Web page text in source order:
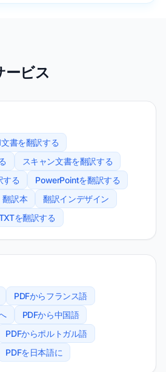
ービス
書を翻訳する
スキャン文書を翻訳する
する
PowerPointを翻訳する
翻訳本
翻訳インデザイン
を翻訳する
PDFからフランス語
PDFから中国語
PDFからポルトガル語
PDFを日本語に